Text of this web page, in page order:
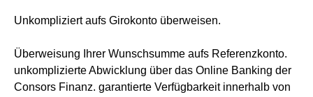
Unkompliziert aufs Girokonto überweisen.
Überweisung Ihrer Wunschsumme aufs Referenzkonto.
unkomplizierte Abwicklung über das Online Banking der
Consors Finanz. garantierte Verfügbarkeit innerhalb von